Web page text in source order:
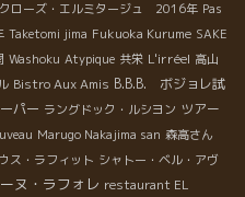
クローズ・エルミタージュ 2016年 Pas
Taketomi jima Fukuoka Kurume SAKE
Washoku Atypique 共栄 L'irréel 高山
Bistro Aux Amis B.B.B. ボジョレ試
パー ラングドック・ルシヨン ツアー
Marugo Nakajima san 森高さん
ス・ラフィット シャトー・ベル・アヴ
ヌ・ラフォレ restaurant EL